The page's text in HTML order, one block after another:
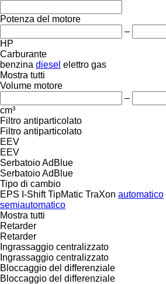
Potenza del motore
–
HP
Carburante
benzina diesel elettro gas
Mostra tutti
Volume motore
–
cm³
Filtro antiparticolato
Filtro antiparticolato
EEV
EEV
Serbatoio AdBlue
Serbatoio AdBlue
Tipo di cambio
EPS I-Shift TipMatic TraXon automatico
semiautomatico
Mostra tutti
Retarder
Retarder
Ingrassaggio centralizzato
Ingrassaggio centralizzato
Bloccaggio del differenziale
Bloccaggio del differenziale